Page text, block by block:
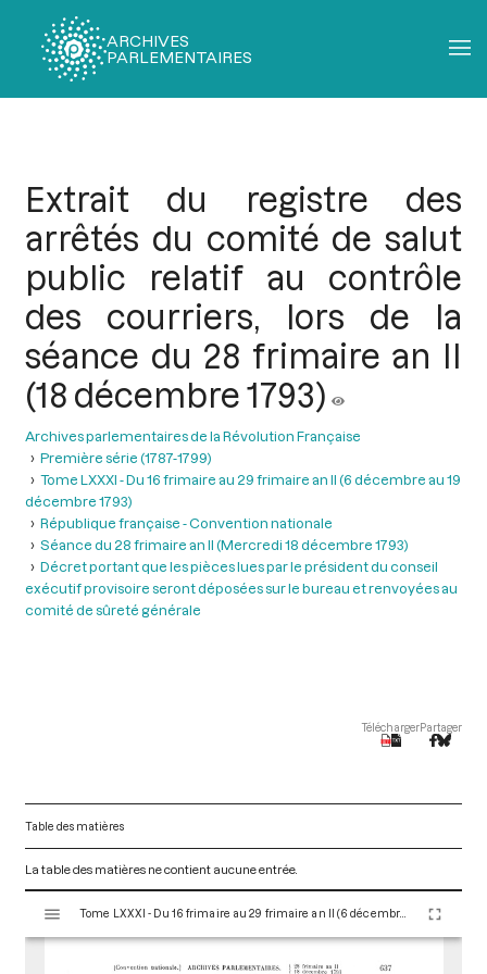
ARCHIVES
PARLEMENTAIRES
Extrait du registre des
arrêtés du comité de salut
public relatif au contrôle
des courriers, lors de la
séance du 28 frimaire an II
(18 décembre 1793)
Archives parlementaires de la Révolution Française
Première série (1787-1799)
Tome LXXXI - Du 16 frimaire au 29 frimaire an II (6 décembre au 19
décembre 1793)
République française - Convention nationale
Séance du 28 frimaire an II (Mercredi 18 décembre 1793)
Décret portant que les pièces lues par le président du conseil
exécutif provisoire seront déposées sur le bureau et renvoyées au
comité de sûreté générale
TéléchargerPartager
Table des matières
La table des matières ne contient aucune entrée.
s
Tome LXXXI - Du 16 frimaire au 29 frimaire an II (6 décembre au 19 décembre 1793)